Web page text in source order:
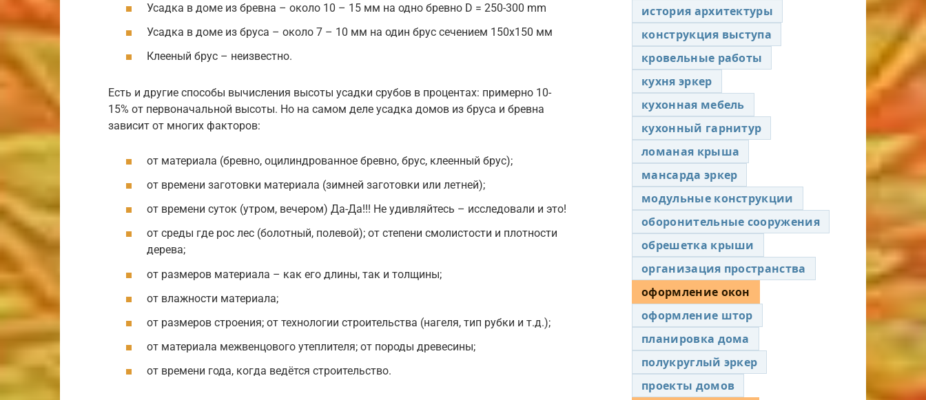
Усадка в доме из бревна – около 10 – 15 мм на одно бревно D = 250-300 mm
Усадка в доме из бруса – около 7 – 10 мм на один брус сечением 150х150 мм
Клееный брус – неизвестно.
Есть и другие способы вычисления высоты усадки срубов в процентах: примерно 10-
15% от первоначальной высоты. Но на самом деле усадка домов из бруса и бревна
зависит от многих факторов:
от материала (бревно, оцилиндрованное бревно, брус, клеенный брус);
от времени заготовки материала (зимней заготовки или летней);
от времени суток (утром, вечером) Да-Да!!! Не удивляйтесь – исследовали и это!
от среды где рос лес (болотный, полевой); от степени смолистости и плотности
дерева;
от размеров материала – как его длины, так и толщины;
от влажности материала;
от размеров строения; от технологии строительства (нагеля, тип рубки и т.д.);
от материала межвенцового утеплителя; от породы древесины;
от времени года, когда ведётся строительство.
история архитектуры
конструкция выступа
кровельные работы
кухня эркер
кухонная мебель
кухонный гарнитур
ломаная крыша
мансарда эркер
модульные конструкции
оборонительные сооружения
обрешетка крыши
организация пространства
оформление окон
оформление штор
планировка дома
полукруглый эркер
проекты домов